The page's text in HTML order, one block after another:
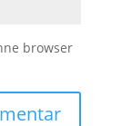
browser